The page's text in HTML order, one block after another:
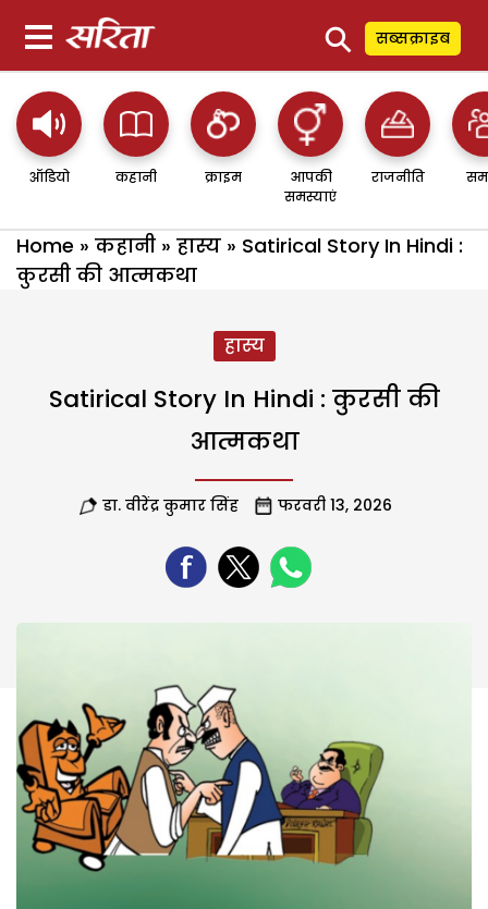
⚲ सब्सक्राइब
ऑडियो कहानी क्राइम
आपकी
समस्याएं
राजनीति
Home » कहानी » हास्य » Satirical Story In Hindi :
कुरसी की आत्मकथा
हास्य
Satirical Story In Hindi : कुरसी की
आत्मकथा
डा. वीरेंद्र कुमार सिंह फरवरी 13, 2026